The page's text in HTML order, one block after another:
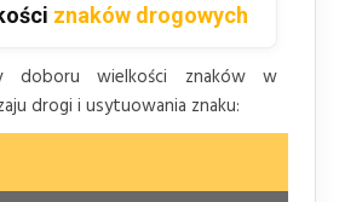
znaków drogowych
doboru wielkości znaków w
drogi i usytuowania znaku: